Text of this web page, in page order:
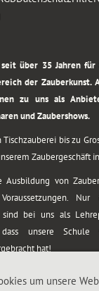
über 35 Jahren
der Zauberkunst.
zu uns als
und Zaubershows.
Tischzauberei bis zu
Zaubergeschäft
Ausbildung von
sind bei uns als
unsere Schule
hat!
um unsere